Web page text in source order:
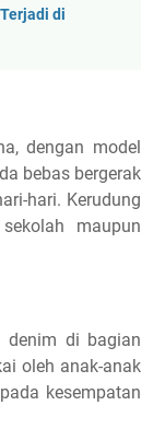
di
dengan model
bebas bergerak
hari. Kerudung
maupun
denim di bagian
oleh anak-anak
kesempatan